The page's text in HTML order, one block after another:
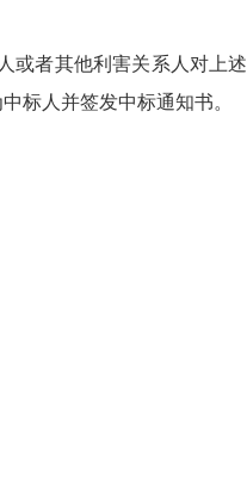
者其他利害关系人对上
标人并签发中标通知书。